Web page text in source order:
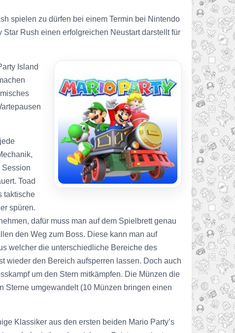
spielen zu dürfen bei einem Termin bei Nintendo
Rush einen erfolgreichen Neustart darstellt für
Island
Session
Toad
taktische
spüren.
dafür muss man auf dem Spielbrett genau
den Weg zum Boss. Diese kann man auf
welcher die unterschiedliche Bereiche des
wieder den Bereich aufsperren lassen. Doch auch
um den Stern mitkämpfen. Die Münzen die
Sterne umgewandelt (10 Münzen bringen einen
Klassiker aus den ersten beiden Mario Party’s